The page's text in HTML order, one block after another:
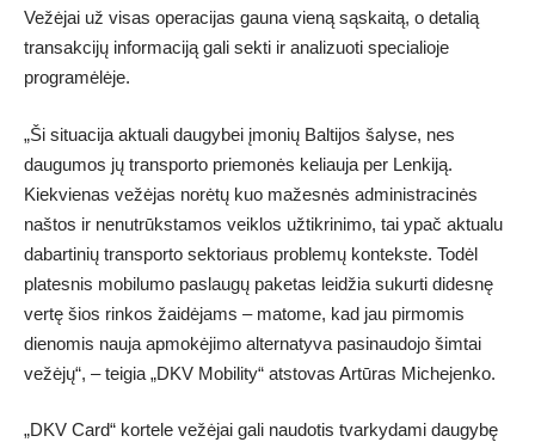
Vežėjai už visas operacijas gauna vieną sąskaitą, o detalią
transakcijų informaciją gali sekti ir analizuoti specialioje
programėlėje.
„Ši situacija aktuali daugybei įmonių Baltijos šalyse, nes
daugumos jų transporto priemonės keliauja per Lenkiją.
Kiekvienas vežėjas norėtų kuo mažesnės administracinės
naštos ir nenutrūkstamos veiklos užtikrinimo, tai ypač aktualu
dabartinių transporto sektoriaus problemų kontekste. Todėl
platesnis mobilumo paslaugų paketas leidžia sukurti didesnę
vertę šios rinkos žaidėjams – matome, kad jau pirmomis
dienomis nauja apmokėjimo alternatyva pasinaudojo šimtai
vežėjų“, – teigia „DKV Mobility“ atstovas Artūras Michejenko.
„DKV Card“ kortele vežėjai gali naudotis tvarkydami daugybę